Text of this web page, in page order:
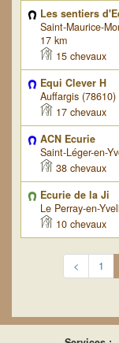
Les sentiers
Saint-Maurice-
17 km
15 chevaux
Equi Clever H
Auffargis (78610)
17 chevaux
ACN Ecurie
Saint-Léger-en-
38 chevaux
Ecurie de la Ji
Le Perray-en-
10 chevaux
< 1